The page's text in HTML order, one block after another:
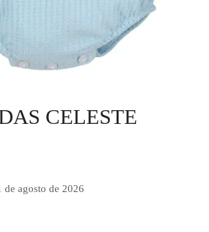
CELESTE
de agosto de 2026